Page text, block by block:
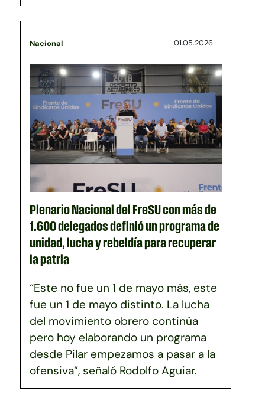
Nacional 01.05.2026
Plenario Nacional del FreSU con más de
1.600 delegados definió un programa de
unidad, lucha y rebeldía para recuperar
la patria
“Este no fue un 1 de mayo más, este
fue un 1 de mayo distinto. La lucha
del movimiento obrero continúa
pero hoy elaborando un programa
desde Pilar empezamos a pasar a la
ofensiva”, señaló Rodolfo Aguiar.